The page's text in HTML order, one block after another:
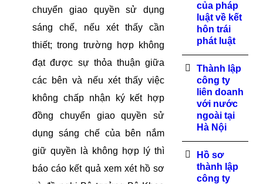
chuyển giao quyền sử dụng
sáng chế, nếu xét thấy cần
thiết; trong trường hợp không
đạt được sự thỏa thuận giữa
các bên và nếu xét thấy việc
không chấp nhận ký kết hợp
đồng chuyển giao quyền sử
dụng sáng chế của bên nắm
giữ quyền là không hợp lý thì
báo cáo kết quả xem xét hồ sơ
của pháp
luật về kết
hôn trái
phát luật
Thành lập
công ty
liên doanh
với nước
ngoài tại
Hà Nội
Hồ sơ
thành lập
công ty